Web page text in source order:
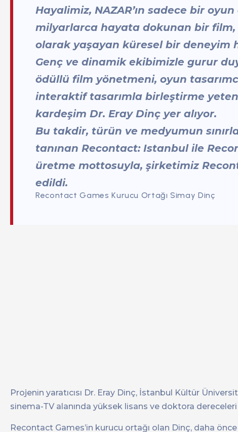
Hayalimiz, NAZAR’ın sadece bir
milyarlarca hayata dokunan bir
olarak yaşayan küresel bir deneyim
Genç ve dinamik ekibimizle gurur
ödüllü film yönetmeni, oyun
interaktif tasarımla birleştirme
kardeşim Dr. Eray Dinç yer alıyor.
Bu takdir, türün ve medyumun
tanınan Recontact: Istanbul ile
üretme mottosuyla, şirketimiz
edildi.
Recontact Games Kurucu Ortağı Simay Dinç
Projenin yaratıcısı Dr. Eray Dinç, İstanbul Kültür
sinema-TV alanında yüksek lisans ve doktora dereceleri
Recontact Games’in kurucu ortağı olan Dinç, daha